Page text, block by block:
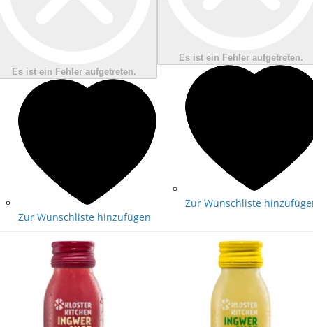
Es ist ein Fehler aufgetreten.
Zur Wunschliste hinzufügen
Es ist ein Fehler aufgetreten.
Zur Wunschliste